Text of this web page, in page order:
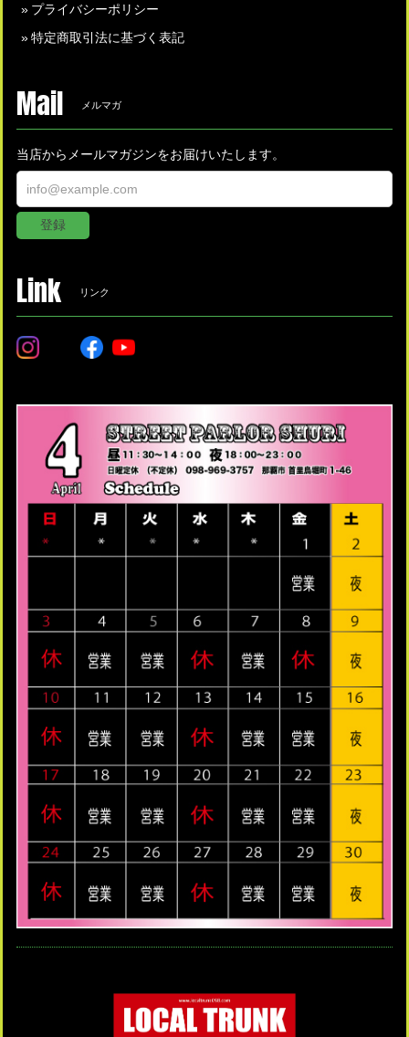
プライバシーポリシー
特定商取引法に基づく表記
Mail メルマガ
当店からメールマガジンをお届けいたします。
登録
Link リンク